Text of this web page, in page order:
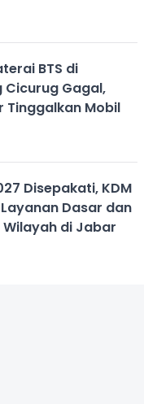
BTS di
Cicurug Gagal,
Tinggalkan Mobil
Disepakati, KDM
Dasar dan
di Jabar